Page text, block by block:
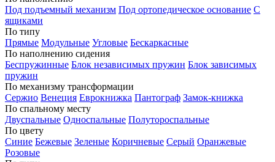
Под подъемный механизм Под ортопедическое основание С
ящиками
По типу
Прямые Модульные Угловые Бескаркасные
По наполнению сидения
Беспружинные Блок независимых пружин Блок зависимых
пружин
По механизму трансформации
Сержио Венеция Еврокнижка Пантограф Замок-книжка
По спальному месту
Двуспальные Односпальные Полутороспальные
По цвету
Синие Бежевые Зеленые Коричневые Серый Оранжевые
Розовые